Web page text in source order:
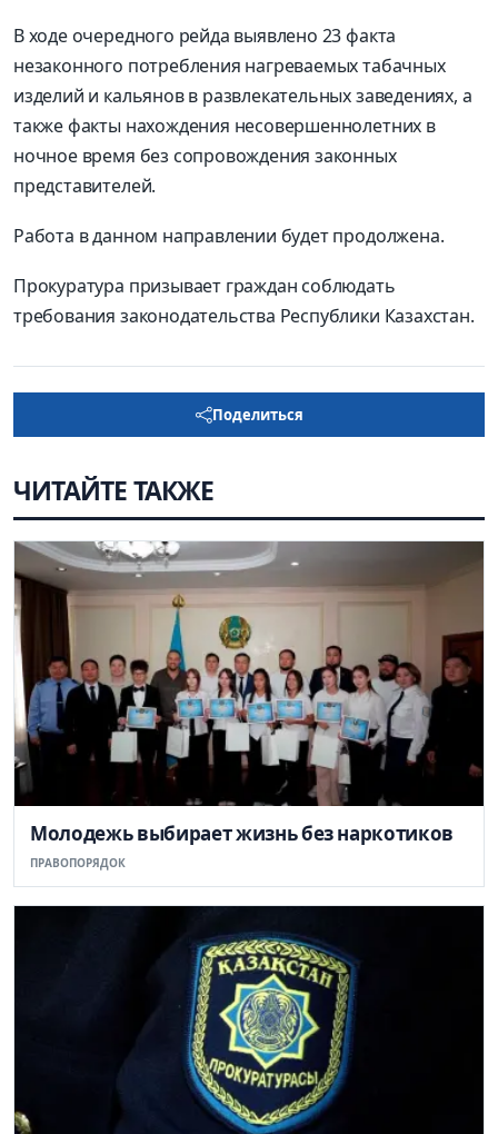
В ходе очередного рейда выявлено 23 факта
незаконного потребления нагреваемых табачных
изделий и кальянов в развлекательных заведениях, а
также факты нахождения несовершеннолетних в
ночное время без сопровождения законных
представителей.
Работа в данном направлении будет продолжена.
Прокуратура призывает граждан соблюдать
требования законодательства Республики Казахстан.
Поделиться
ЧИТАЙТЕ ТАКЖЕ
Молодежь выбирает жизнь без наркотиков
ПРАВОПОРЯДОК